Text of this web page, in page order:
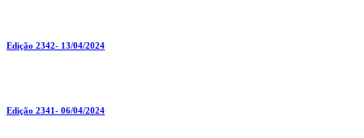
Edição 2342- 13/04/2024
Edição 2341- 06/04/2024